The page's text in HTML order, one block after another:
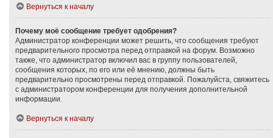
Вернуться к началу
Почему моё сообщение требует одобрения?
Администратор конференции может решить, что сообщения требуют
предварительного просмотра перед отправкой на форум. Возможно
также, что администратор включил вас в группу пользователей,
сообщения которых, по его или её мнению, должны быть
предварительно просмотрены перед отправкой. Пожалуйста, свяжитесь
с администратором конференции для получения дополнительной
информации.
Вернуться к началу